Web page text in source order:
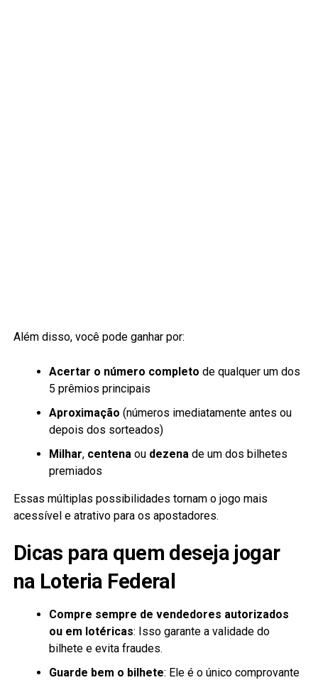
Além disso, você pode ganhar por:
Acertar o número completo de qualquer um dos
5 prêmios principais
Aproximação (números imediatamente antes ou
depois dos sorteados)
Milhar, centena ou dezena de um dos bilhetes
premiados
Essas múltiplas possibilidades tornam o jogo mais
acessível e atrativo para os apostadores.
Dicas para quem deseja jogar
na Loteria Federal
Compre sempre de vendedores autorizados
ou em lotéricas: Isso garante a validade do
bilhete e evita fraudes.
Guarde bem o bilhete: Ele é o único comprovante